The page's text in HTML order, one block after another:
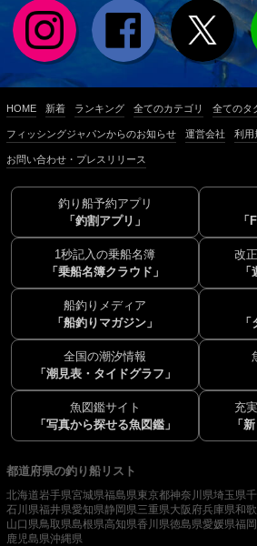
HOME 新着 ランキング 全てのカテゴリ 全てのタ
フィッシングジャパンからのお知らせ 運営会社 利用
お問い合わせ・プレスリリース
釣り船予約アプリ
「釣割アプリ」
「
1秒記入の乗船名簿
「乗船名簿クラウド」
改
船釣りメディア
「船釣りマガジン」
全国の潮汐情報
「潮見表・タイドグラフ」
魚図鑑サイト
「写真から探せる魚図鑑」
充
「
都道府県の釣り船リスト
北海道岩手県宮城県福島県東京都神奈川県埼玉県
石川県福井県愛知県静岡県三重県大阪府兵庫県和
山口県鳥取県島根県高知県香川県徳島県愛媛県福
鹿児島県沖縄県